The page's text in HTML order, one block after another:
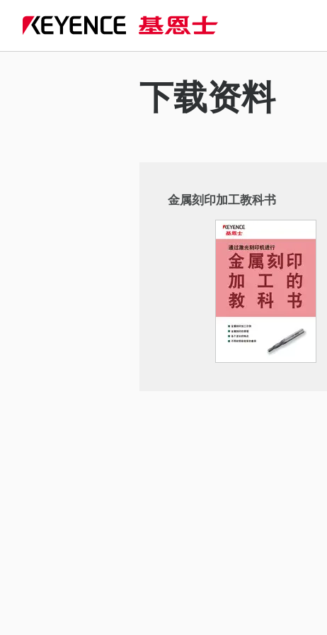
下载资料
金属刻印加工教科书